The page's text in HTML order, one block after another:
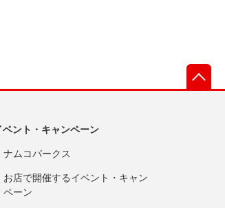
ベント・キャンペーン
ナムコパークス
お店で開催するイベント・キャン
ペーン